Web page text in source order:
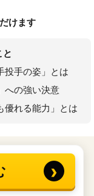
けます
と
投手の姿」とは
への強い決意
優れる能力」とは